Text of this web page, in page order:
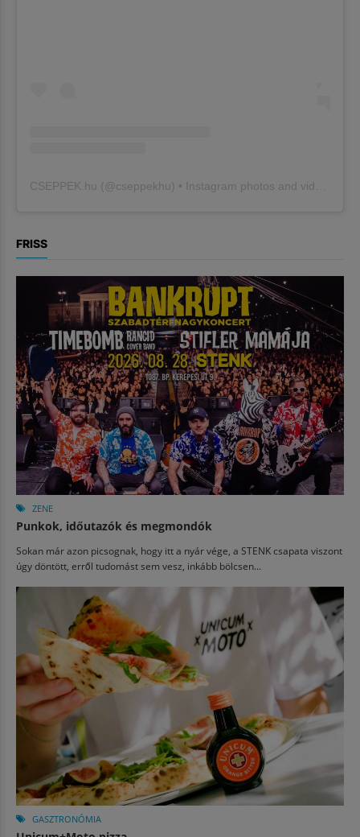
CSEPPEK.hu (@cseppekhu ) • Instagram photos and videos
FRISS
ZENE
Punkok, időutazók és megmondók
Sokan már azon picsognak, hogy itt a nyár vége, a STENK csapata viszont
úgy döntött, erről tudomást sem vesz, inkább bölcsen...
GASZTRONÓMIA